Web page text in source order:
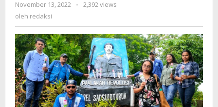
November 13, 2022
oleh
-
2,392 views
oleh redaksi